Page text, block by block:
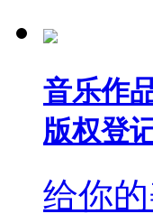
音乐作
版权登
给你